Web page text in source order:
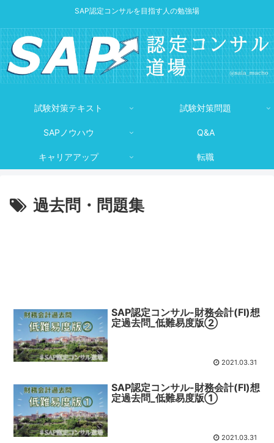
SAP認定コンサルを目指す人の勉強場
試験対策テキスト 試験対策問題
SAPノウハウ Q&A
キャリアアップ 転職
過去問・問題集
SAP認定コンサル-財務会計(FI)想
定過去問_低難易度版②
2021.03.31
SAP認定コンサル-財務会計(FI)想
定過去問_低難易度版①
2021.03.31